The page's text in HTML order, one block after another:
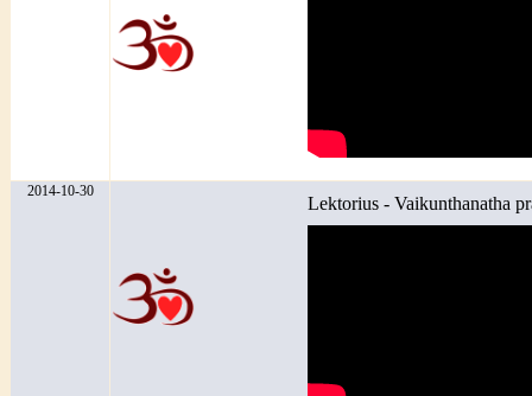
2014-10-30
Lektorius - Vaikunthanatha